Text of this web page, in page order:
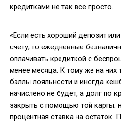
кредитками не так все просто.
«Если есть хороший депозит
счету, то ежедневные
оплачивать кредиткой с
менее месяца. К тому же на них
баллы лояльности и иногда
начислено не будет, а долг по
закрыть с помощью той карты,
процентная ставка на остаток.